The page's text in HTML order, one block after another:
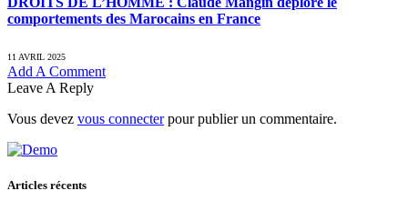
comportements des Marocains en France
11 AVRIL 2025
Add A Comment
Leave A Reply
Vous devez vous connecterpour publier un commentaire.
Articles récents